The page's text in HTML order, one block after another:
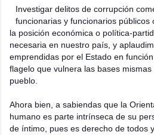
Investigar delitos de corrupción
funcionarias y funcionarios públicos
la posición económica o política-
necesaria en nuestro país, y
emprendidas por el Estado en
flagelo que vulnera las bases
pueblo.
Ahora bien, a sabiendas que la
humano es parte intrínseca de su
de íntimo, pues es derecho de todos